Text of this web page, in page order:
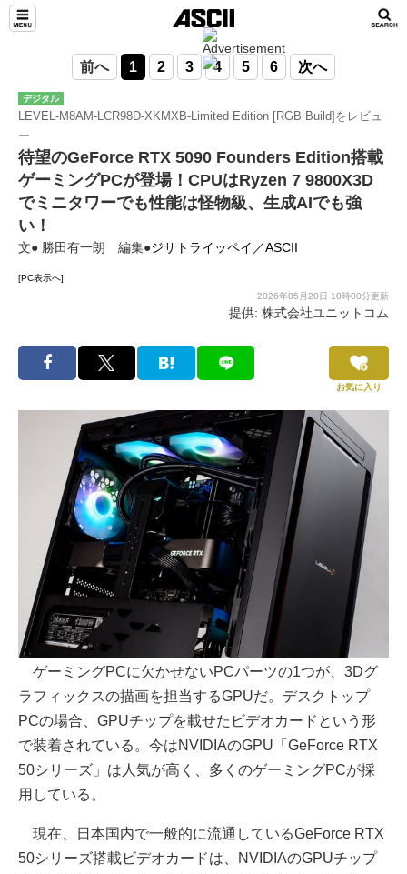
前へ 1 2 3 4 5 6 次へ
デジタル
LEVEL-M8AM-LCR98D-XKMXB-Limited Edition [RGB Build]をレビュ
ー
待望のGeForce RTX 5090 Founders Edition搭載
ゲーミングPCが登場！CPUはRyzen 7 9800X3D
でミニタワーでも性能は怪物級、生成AIでも強
い！
文● 勝田有一朗 編集●ジサトライッペイ／ASCII
[PC表示へ]
2026年05月20日 10時00分更新
提供: 株式会社ユニットコム
お気に入り
ゲーミングPCに欠かせないPCパーツの1つが、3Dグ
ラフィックスの描画を担当するGPUだ。デスクトップ
PCの場合、GPUチップを載せたビデオカードという形
で装着されている。今はNVIDIAのGPU「GeForce RTX
50シリーズ」は人気が高く、多くのゲーミングPCが採
用している。
現在、日本国内で一般的に流通しているGeForce RTX
50シリーズ搭載ビデオカードは、NVIDIAのGPUチップ